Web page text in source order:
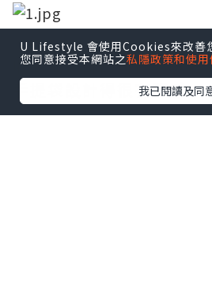
收到蝴蝶酥的時候，真是
手提袋設計得很有質感，
玫瑰金的鐵盒搭上巧克力
U Lifestyle 會使用Cookies來改善
您同意接受本網站之私隱政策和使用
我已閱讀及同